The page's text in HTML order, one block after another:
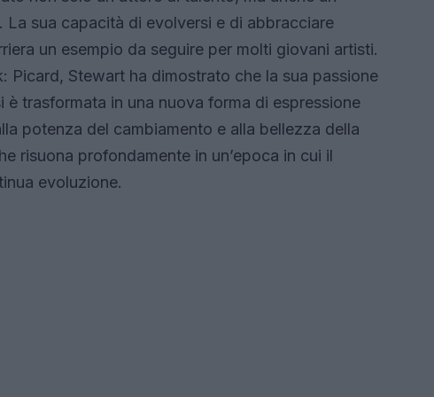
sua capacità di evolversi e di abbracciare
un esempio da seguire per molti giovani artisti.
Picard, Stewart ha dimostrato che la sua passione
è trasformata in una nuova forma di espressione
potenza del cambiamento e alla bellezza della
risuona profondamente in un’epoca in cui il
evoluzione.